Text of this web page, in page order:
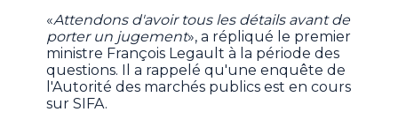
«Attendons d'avoir tous les détails avant de
porter un jugement», a répliqué le premier
ministre François Legault à la période des
questions. Il a rappelé qu'une enquête de
l'Autorité des marchés publics est en cours
sur SIFA.